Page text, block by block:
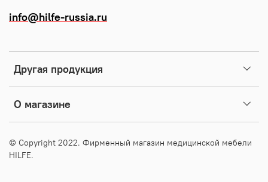
Другая продукция
О магазине
info@hilfe-russia.ru
© Copyright 2022. Фирменный магазин медицинской мебели
HILFE.